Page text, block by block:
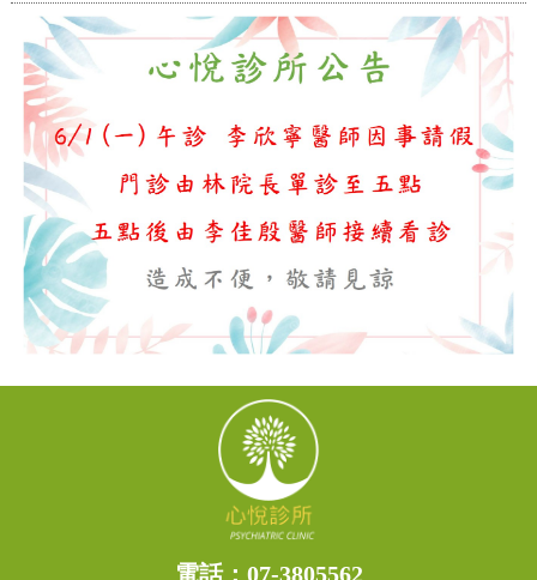
電話： 07-3805562